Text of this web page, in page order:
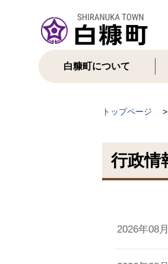
白糠町について
現
位
置
の
トップページ
行政情
2026年08